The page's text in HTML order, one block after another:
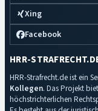
Xing
Facebook
HRR-
HRR-Strafrecht.de ist ein
Kollegen. Das Projekt
höchstrichterlichen